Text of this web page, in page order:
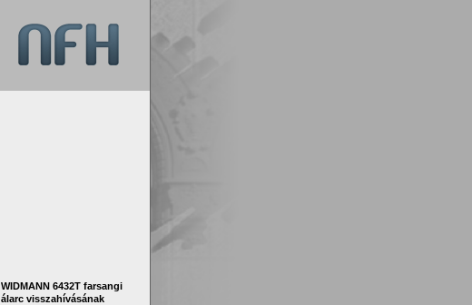
WIDMANN 6432T farsangi
álarc visszahívásának